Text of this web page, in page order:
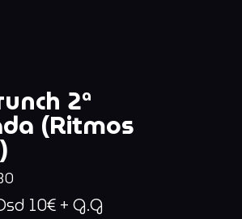
2ª
(Ritmos
10€ + G.G